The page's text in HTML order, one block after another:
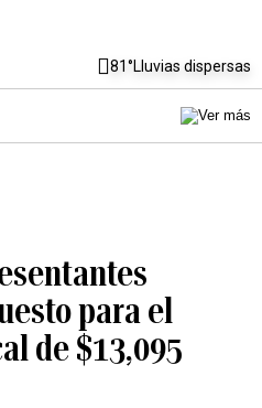
81°Lluvias dispersas
para el
de $13,095